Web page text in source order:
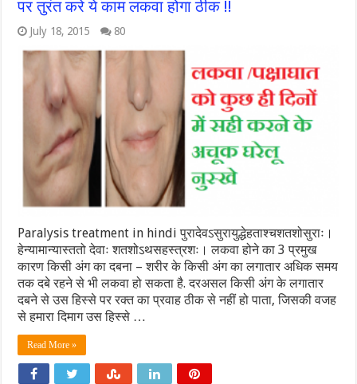
पर तुरंत करे ये काम लकवा होगा ठीक !!
July 18, 2015 80
Paralysis treatment in hindi पुरादेवऽसुरायुद्धेहताश्चशतशोसुराः।
हेन्यामान्यास्ततो देवाः शतशोऽथसहस्त्रशः। लकवा होने का 3 प्रमुख
कारण किसी अंग का दबना – शरीर के किसी अंग का लगातार अधिक समय
तक दबे रहने से भी लकवा हो सकता है. दरअसल किसी अंग के लगातार
दबने से उस हिस्से पर रक्त का प्रवाह ठीक से नहीं हो पाता, जिसकी वजह
से हमारा दिमाग उस हिस्से …
Read More »